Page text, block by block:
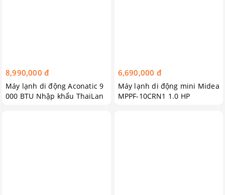
8,990,000 đ
Máy lạnh di động Aconatic 9
000 BTU Nhập khẩu ThaiLan
6,690,000 đ
Máy lạnh di động mini Midea
MPPF-10CRN1 1.0 HP